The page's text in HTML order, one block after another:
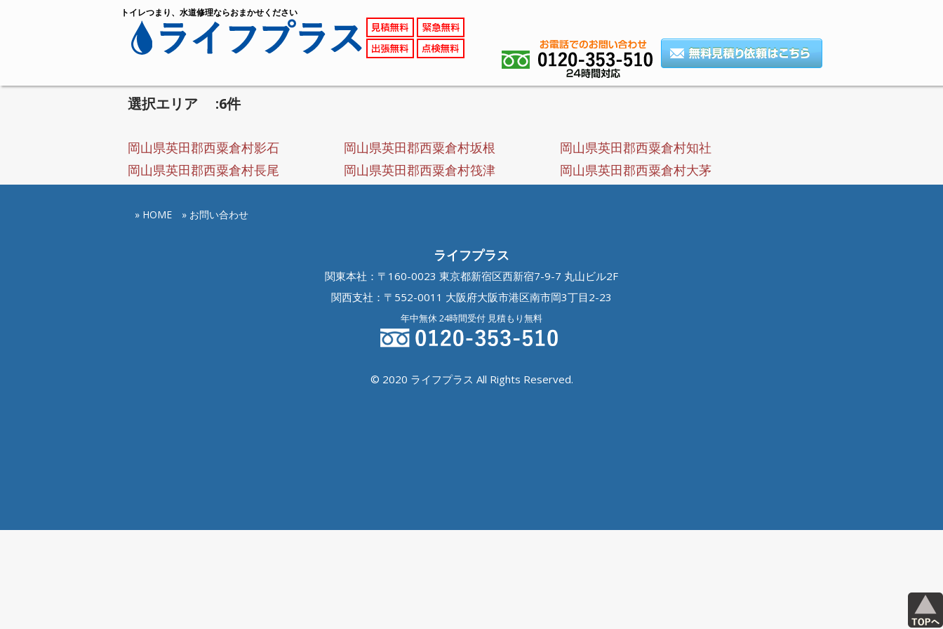
トイレつまり、水道修理ならおまかせください
選択エリア :6件
岡山県英田郡西粟倉村影石 岡山県英田郡西粟倉村坂根
岡山県英田郡西粟倉村知社
岡山県英田郡西粟倉村長尾
岡山県英田郡西粟倉村筏津 岡山県英田郡西粟倉村大茅
» HOME » お問い合わせ
ライフプラス
関東本社：〒160-0023 東京都新宿区西新宿7-9-7 丸山ビル2F
関西支社：〒552-0011 大阪府大阪市港区南市岡3丁目2-23
年中無休 24時間受付 見積もり無料
© 2020 ライフプラス All Rights Reserved.